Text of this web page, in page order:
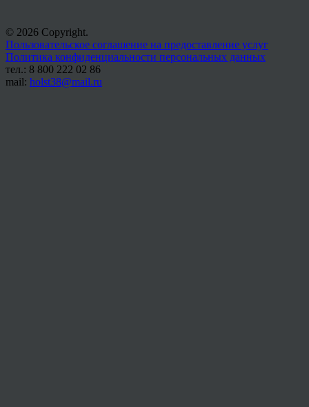
© 2026 Copyright.
Пользовательское соглашение на предоставление услуг
Политика конфиденциальности персональных данных
тел.: 8 800 222 02 86
mail: holst38@mail.ru